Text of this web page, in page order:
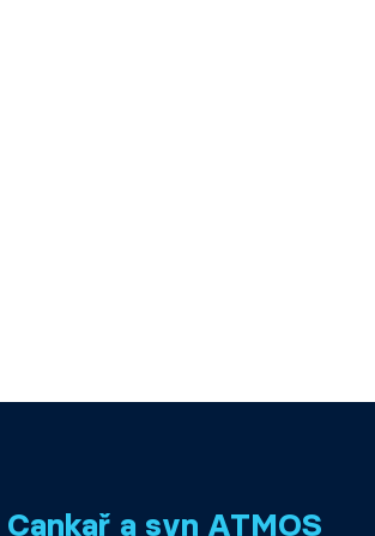
a syn ATMOS